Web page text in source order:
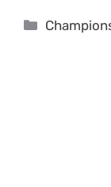
Categorie